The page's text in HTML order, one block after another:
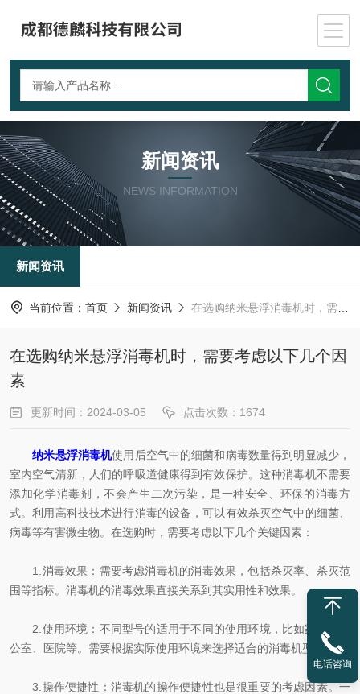
新闻资讯
NEWS INFORMATION
新闻资讯
当前位置： 首页 新闻资讯 在选购纳米悬浮消毒机时，需要考虑以下几个因素
在选购纳米悬浮消毒机时，需要考虑以下几个因
素
更新时间：2024-03-05 点击次数：1674
纳米悬浮消毒机使用后空气中的细菌和病毒数量得到明显减少，
室内空气清新，人们的呼吸道健康得到有效保护。这种消毒机不需要
添加化学消毒剂，不会产生二次污染，是一种安全、环保的消毒方
式。利用高科技技术进行消毒的设备，可以有效杀灭空气中的细菌、
病毒等有害微生物。在选购时，需要考虑以下几个关键因素：
1.消毒效果：需要考虑消毒机的消毒效果，包括杀灭率、杀灭范
围等指标。消毒机的消毒效果直接关系到其实用性和效果。
2.使用环境：不同型号的适用于不同的使用环境，比如家庭、办
公室、医院等。需要根据实际使用环境来选择适合的消毒机型号。
3.操作便捷性：消毒机的操作便捷性也是很重要的考虑因素。一
电话咨询